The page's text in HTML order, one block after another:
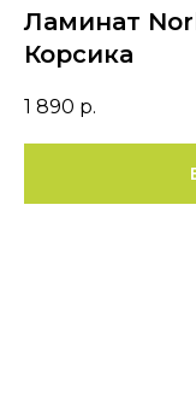
Ламинат
Корсика
1 890 р.